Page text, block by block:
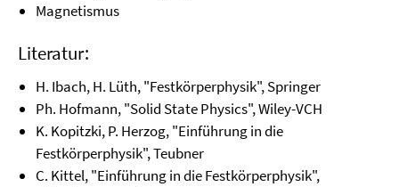
Magnetismus
Literatur:
H. Ibach, H. Lüth, "Festkörperphysik", Springer
Ph. Hofmann, "Solid State Physics", Wiley-VCH
K. Kopitzki, P. Herzog, "Einführung in die
Festkörperphysik", Teubner
C. Kittel, "Einführung in die Festkörperphysik",